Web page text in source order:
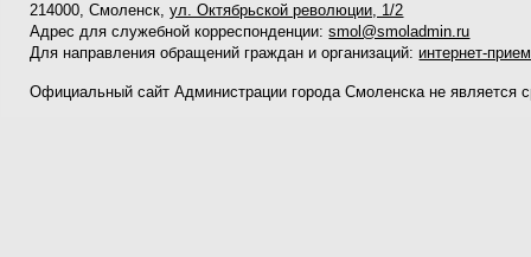
214000, Смоленск,ул. Октябрьской революции, 1/2
Адрес для служебной корреспонденции:smol@smoladmin.ru
Для направления обращений граждан и организаций: интернет-
Официальный сайт Администрации города Смоленска не является